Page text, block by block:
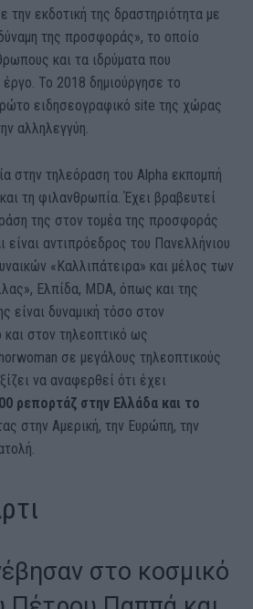
την εκδοτική της δραστηριότητα με
της προσφοράς», το οποίο
και τα ιδρύματα που
To 2018 δημιούργησε το
ειδησεογραφικό site της χώρας
αλληλεγγύη.
στην τηλεόραση του Alpha εκπομπή
τη φιλανθρωπία. Έχει βραβευτεί
της στον τομέα της προσφοράς
είναι αντιπρόεδρος του Πανελλήνιου
«Καλλιπάτειρα» και μέλος των
Ελπίδα, MDA, όπως και της
είναι δυναμική τόσο στον
στον τηλεοπτικό ως
σε μεγάλους τηλεοπτικούς
να αναφερθεί ότι έχει
ρεπορτάζ στην Ελλάδα και το
στην Αμερική, την Ευρώπη, την
στο κοσμικό